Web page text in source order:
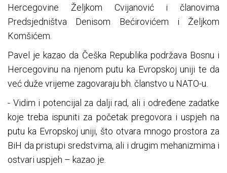
Hercegovine Željkom Cvijanović i članovima
Predsjedništva Denisom Bećirovićem i Željkom
Komšićem.
Pavel je kazao da Češka Republika podržava Bosnu i
Hercegovinu na njenom putu ka Evropskoj uniji te da
već duže vrijeme zagovaraju bh. članstvo u NATO-u.
- Vidim i potencijal za dalji rad, ali i određene zadatke
koje treba ispuniti za početak pregovora i uspjeh na
putu ka Evropskoj uniji, što otvara mnogo prostora za
BiH da pristupi sredstvima, ali i drugim mehanizmima i
ostvari uspjeh – kazao je.